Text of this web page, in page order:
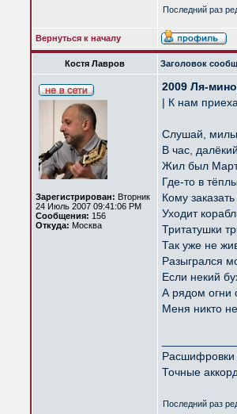
Последний раз
Вернуться к началу
Костя Лавров Заголовок
Зарегистрирован: Вторник
24 Июль 2007 09:41:06 PM
Сообщения: 156
Откуда: Москва
2009 Ля-
| К нам
Слушай,
В час,
Жил был
Где-то в
Кому
Уходит
Тритатушки
Так уже не
Разыгрался
Если некий
А рядом огни
Меня никто
Расшифровки
Точные
Последний раз